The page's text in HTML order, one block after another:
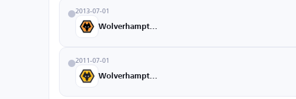
2013-07-01
2011-07-01